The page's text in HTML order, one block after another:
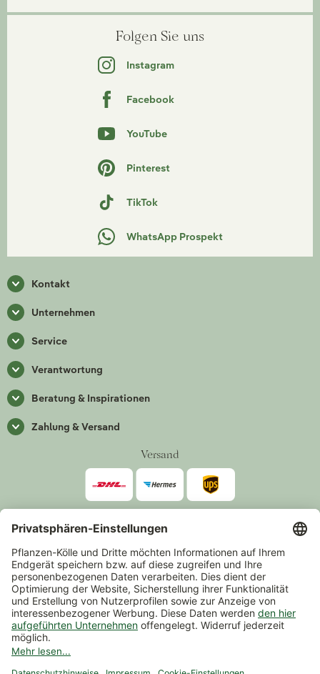
Folgen Sie uns
Instagram
Facebook
YouTube
Pinterest
TikTok
WhatsApp Prospekt
Kontakt
Unternehmen
Service
Verantwortung
Beratung & Inspirationen
Zahlung & Versand
Versand
Zahlarten
*Alle Preise inkl. gesetzlicher Mehrwertsteuer zzgl.Versand
Mindestbestellwert 14,90 €, ausgenommen sind Gutscheine und
Events.